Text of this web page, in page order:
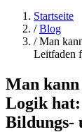
Startseite
/ Blog
/ Man
Leitfaden
Man kann
Logik
Bildungs-